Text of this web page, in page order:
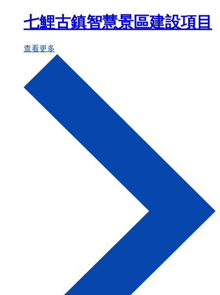
七鯉古鎮智慧景區建設項目
查看更多